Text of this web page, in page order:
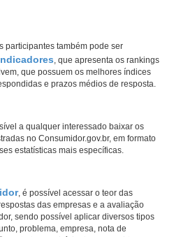
participantes também pode ser
, que apresenta os rankings
que possuem os melhores índices
e prazos médios de resposta.
a qualquer interessado baixar os
no Consumidor.gov.br, em formato
estatísticas mais específicas.
, é possível acessar o teor das
das empresas e a avaliação
sendo possível aplicar diversos tipos
problema, empresa, nota de